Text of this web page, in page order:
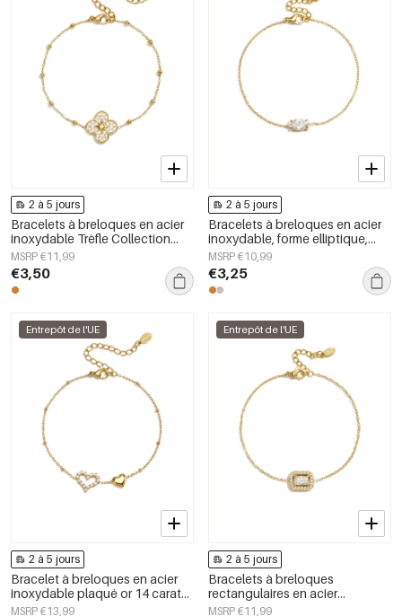
2 à 5 jours
Bracelets à breloques en acier
inoxydable Trèfle Collection
Simple Daily Simple Bijoux pour
femmes
MSRP €11,99
€3,50
2 à 5 jours
Bracelets à breloques en acier
inoxydable, forme elliptique,
collection Simple Daily Simple,
bijoux pour femmes
MSRP €10,99
€3,25
Entrepôt de l'UE
2 à 5 jours
Bracelet à breloques en acier
inoxydable plaqué or 14 carats,
motif cœur, collection Daily
MSRP €13,99
Entrepôt de l'UE
2 à 5 jours
Bracelets à breloques
rectangulaires en acier
inoxydable, collection Simple
MSRP €11,99